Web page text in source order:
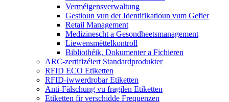
Verméigensverwaltung
Gestioun vun der Identifikatioun vum Gefier
Retail Management
Medizinescht a Gesondheetsmanagement
Liewensmëttelkontroll
Bibliothéik, Dokumenter a Fichieren
ARC-zertifizéiert Standardprodukter
RFID ECO Etiketten
RFID-iwwerdrobar Etiketten
Anti-Fälschung vu fragilen Etiketten
Etiketten fir verschidde Frequenzen